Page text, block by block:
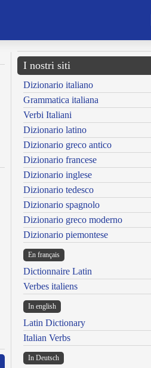
I nostri siti
Dizionario italiano
Grammatica italiana
Verbi Italiani
Dizionario latino
Dizionario greco antico
Dizionario francese
Dizionario inglese
Dizionario tedesco
Dizionario spagnolo
Dizionario greco moderno
Dizionario piemontese
En français
Dictionnaire Latin
Verbes italiens
In english
Latin Dictionary
Italian Verbs
In Deutsch